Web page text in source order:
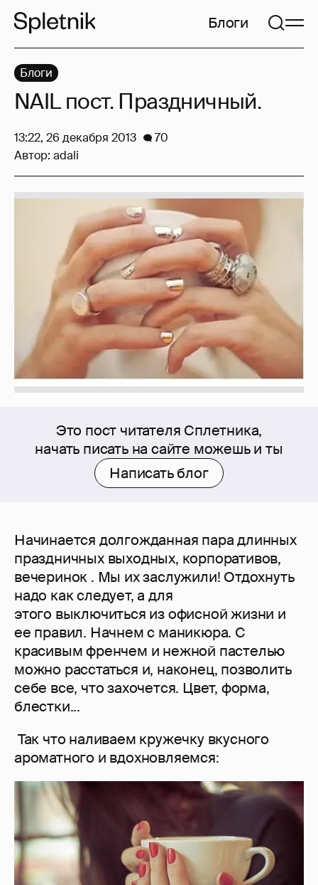
Блоги
Это пост читателя Сплетника,
начать писать на сайте можешь и ты
Написать блог
Начинается долгожданная пара длинных
праздничных выходных, корпоративов,
вечеринок . Мы их заслужили! Отдохнуть
надо как следует, а для
этого выключиться из офисной жизни и
ее правил. Начнем с маникюра. С
красивым френчем и нежной пастелью
можно расстаться и, наконец, позволить
себе все, что захочется. Цвет, форма,
блестки...
Так что наливаем кружечку вкусного
ароматного и вдохновляемся:
Блоги
NAIL пост. Праздничный.
13:22, 26 декабря 2013
70
Автор: adali